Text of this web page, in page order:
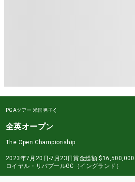
PGAツアー 米国男子
全英オープン
The Open Championship
2023年7月20日-7月23日賞金総額 $16,500,000
ロイヤル・リバプールGC（イングランド）